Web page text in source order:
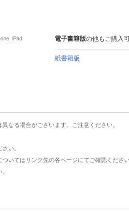
iPad,
電子書籍版の他もご購入
紙書籍版
なる場合がございます。ご注意ください。
い。
いてはリンク先の各ページにてご確認ください